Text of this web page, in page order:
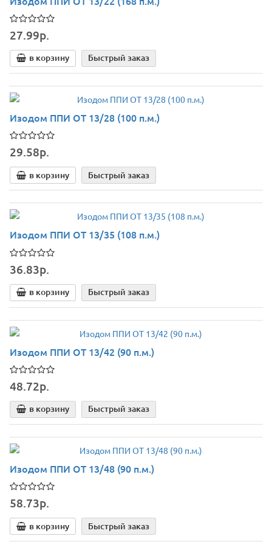
27.99р.
в корзину Быстрый заказ
Изодом ППИ ОТ 13/28 (100 п.м.)
29.58р.
в корзину Быстрый заказ
Изодом ППИ ОТ 13/35 (108 п.м.)
36.83р.
в корзину Быстрый заказ
Изодом ППИ ОТ 13/42 (90 п.м.)
48.72р.
в корзину Быстрый заказ
Изодом ППИ ОТ 13/48 (90 п.м.)
58.73р.
в корзину Быстрый заказ